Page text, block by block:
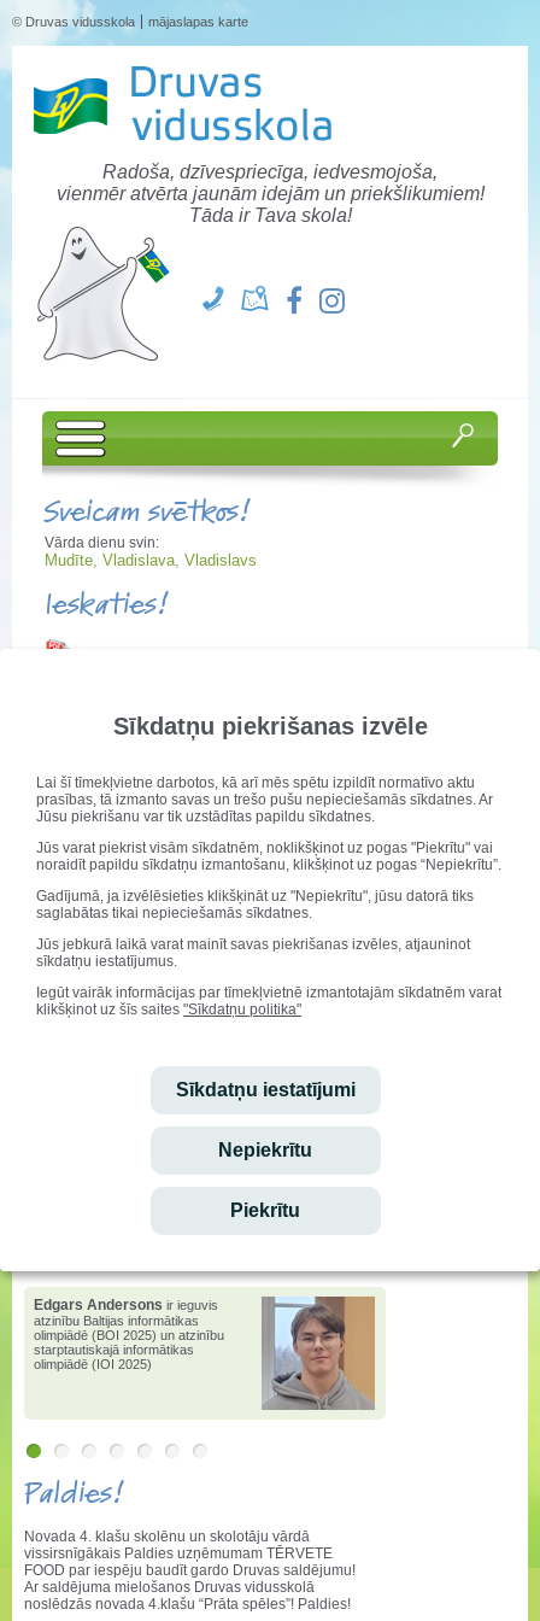
Sīkdatņu piekrišanas izvēle
Lai šī tīmekļvietne darbotos, kā arī mēs spētu izpildīt normatīvo aktu
prasības, tā izmanto savas un trešo pušu nepieciešamās sīkdatnes. Ar
Jūsu piekrišanu var tik uzstādītas papildu sīkdatnes.
Jūs varat piekrist visām sīkdatnēm, noklikšķinot uz pogas "Piekrītu" vai
noraidīt papildu sīkdatņu izmantošanu, klikšķinot uz pogas “Nepiekrītu”.
Gadījumā, ja izvēlēsieties klikšķināt uz "Nepiekrītu", jūsu datorā tiks
saglabātas tikai nepieciešamās sīkdatnes.
Jūs jebkurā laikā varat mainīt savas piekrišanas izvēles, atjauninot
sīkdatņu iestatījumus.
Iegūt vairāk informācijas par tīmekļvietnē izmantotajām sīkdatnēm varat
klikšķinot uz šīs saites "Sīkdatņu politika"
Sīkdatņu iestatījumi
Nepiekrītu
Piekrītu
© Druvas vidusskola mājaslapas karte
Radoša, dzīvespriecīga, iedvesmojoša,
vienmēr atvērta jaunām idejām un priekšlikumiem!
Tāda ir Tava skola!
Sveicam svētkos!
Vārda dienu svin:
Mudīte, Vladislava, Vladislavs
Ieskaties!
2014./2015. MĀCĪBU GADA VALSTS
PĀRBAUDĪJUMU GRAFIKS
Publicēts: 04. marts 2015
2014./2015. VPD GRAFIKS
Sveicam svētkos!
Vārda dienu svin:
Mudīte, Vladislava, Vladislavs
Stundu saraksta izmaiņas
vēstis
Edgars Andersons ir ieguvis
atzinību Baltijas informātikas
olimpiādē (BOI 2025) un atzinību
starptautiskajā informātikas
olimpiādē (IOI 2025)
Paldies!
Novada 4. klašu skolēnu un skolotāju vārdā
vissirsnīgākais Paldies uzņēmumam TĒRVETE
FOOD par iespēju baudīt gardo Druvas saldējumu!
Ar saldējuma mielošanos Druvas vidusskolā
noslēdzās novada 4.klašu “Prāta spēles”! Paldies!